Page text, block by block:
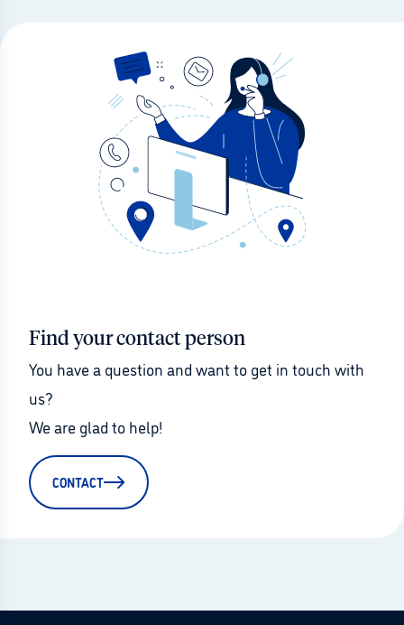
Find your contact person
You have a question and want to get in touch with
us?
We are glad to help!
CONTACT